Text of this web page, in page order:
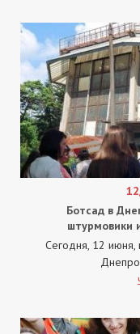
Ботсад в
штурмовики
Сегодня, 12 июня,